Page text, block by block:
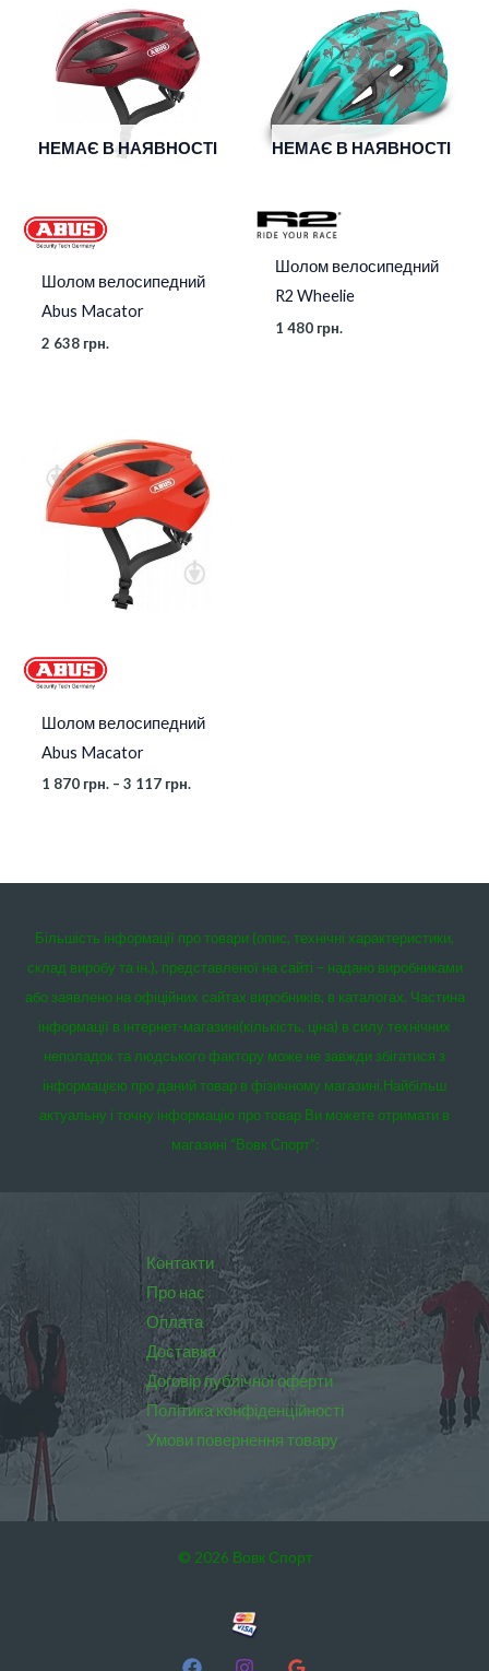
НЕМАЄ В НАЯВНОСТІ
Шолом велосипедний
Abus Macator
2 638 грн.
НЕМАЄ В НАЯВНОСТІ
Шолом велосипедний
R2 Wheelie
1 480 грн.
Шолом велосипедний
Abus Macator
1 870 грн. – 3 117 грн.
від
1
870 грн.
до
3
Більшість інформації про товари (опис, технічні характеристики,
склад виробу та ін.), представленої на сайті – надано виробниками
або заявлено на офіційних сайтах виробників, в каталогах. Частина
інформації в інтернет-магазині(кількість, ціна) в силу технічних
неполадок та людського фактору може не завжди збігатися з
інформацією про даний товар в фізичному магазині.Найбільш
актуальну і точну інформацію про товар Ви можете отримати в
магазині “Вовк Спорт”:
Контакти
Про нас
Оплата
Доставка
Договір публічної оферти
Політика конфіденційності
Умови повернення товару
© 2026 Вовк Спорт